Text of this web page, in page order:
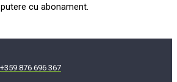
cu abonament.
+359 876 696 367